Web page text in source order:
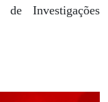
Investigações